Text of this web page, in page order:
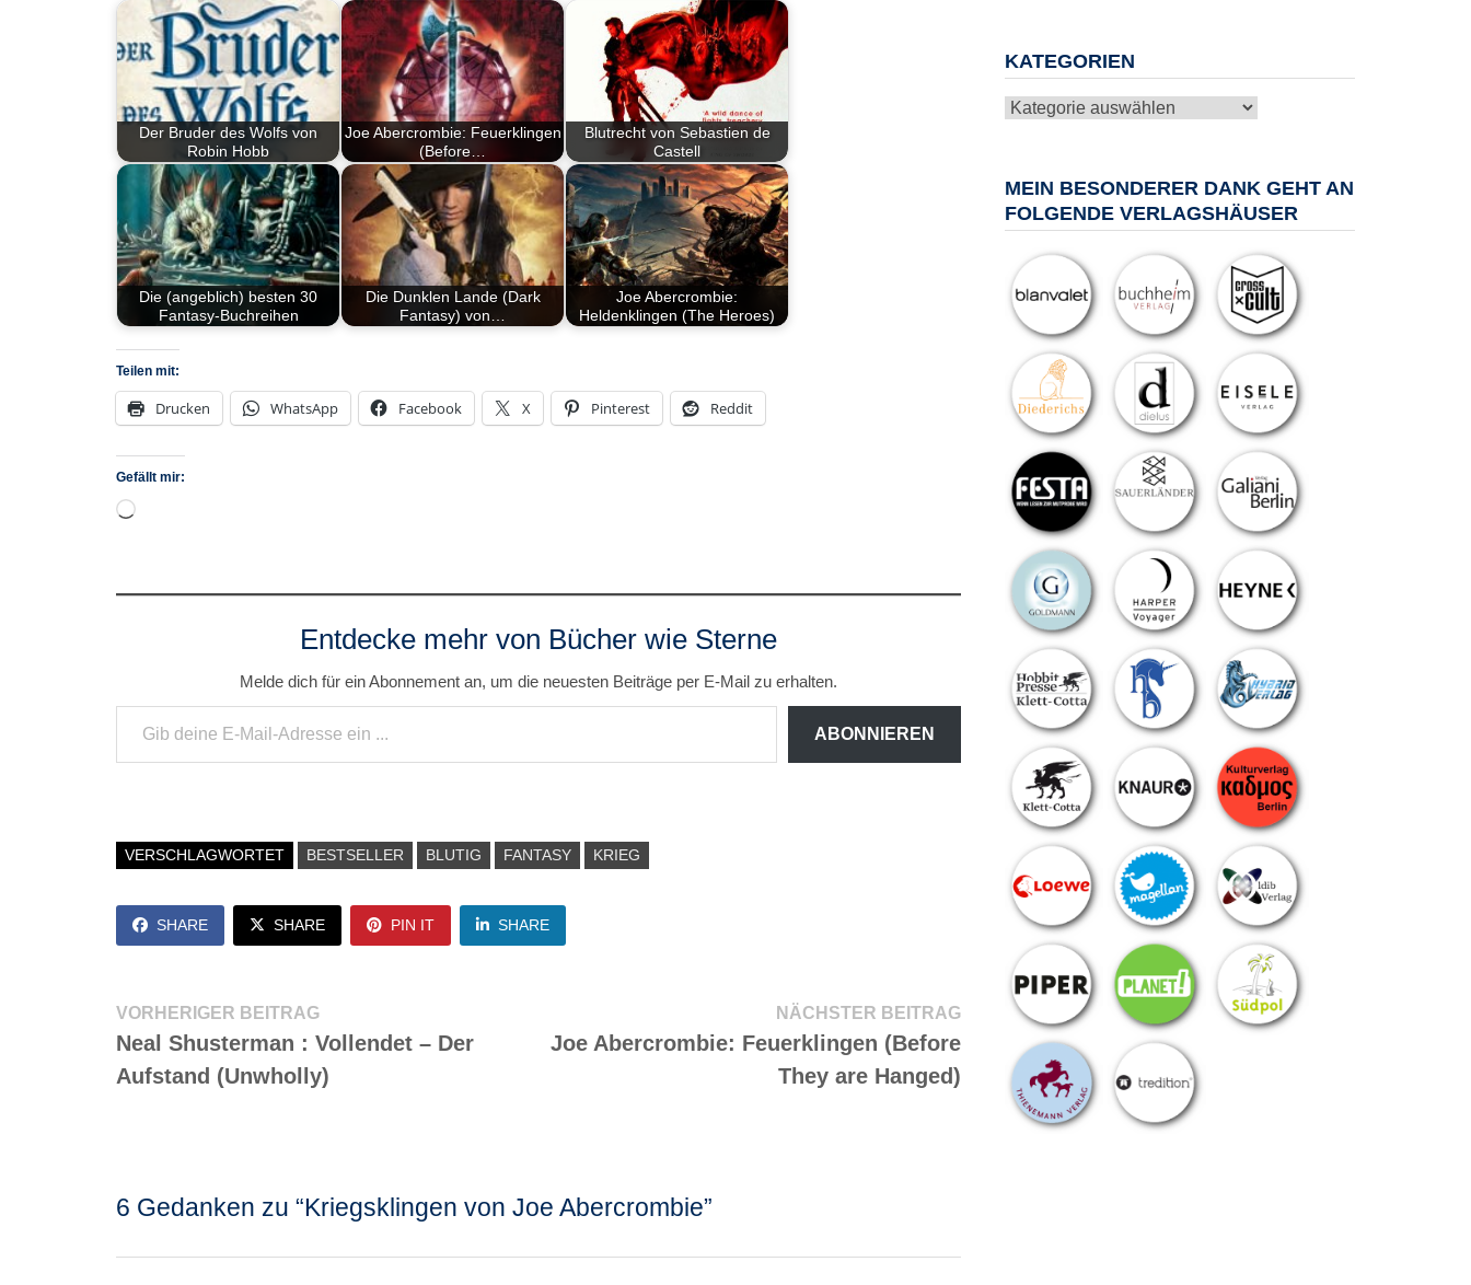
Der Bruder des Wolfs von
Robin Hobb
Joe Abercrombie: Feuerklingen
(Before…
Blutrecht von Sebastien de
Castell
Die (angeblich) besten 30
Fantasy-Buchreihen
Die Dunklen Lande (Dark
Fantasy) von…
Joe Abercrombie:
Heldenklingen (The Heroes)
Teilen mit:
Drucken WhatsApp Facebook X Pinterest Reddit
Gefällt mir:
Wird
Entdecke mehr von Bücher wie Sterne
Melde dich für ein Abonnement an, um die neuesten Beiträge per E-Mail zu erhalten.
Gib deine E-Mail-Adresse ein ...
ABONNIEREN
VERSCHLAGWORTET BESTSELLER BLUTIG FANTASY KRIEG
SHARE SHARE PIN IT SHARE
Beitragsnavigation
VORHERIGER BEITRAGVorheriger
Beitrag:
Neal Shusterman : Vollendet – Der
Aufstand (Unwholly)
NÄCHSTER BEITRAGNächster
Beitrag:
Joe Abercrombie: Feuerklingen (Before
They are Hanged)
6 Gedanken zu “Kriegsklingen von Joe Abercrombie”
KATEGORIEN
Kategorien
MEIN BESONDERER DANK GEHT AN
FOLGENDE VERLAGSHÄUSER